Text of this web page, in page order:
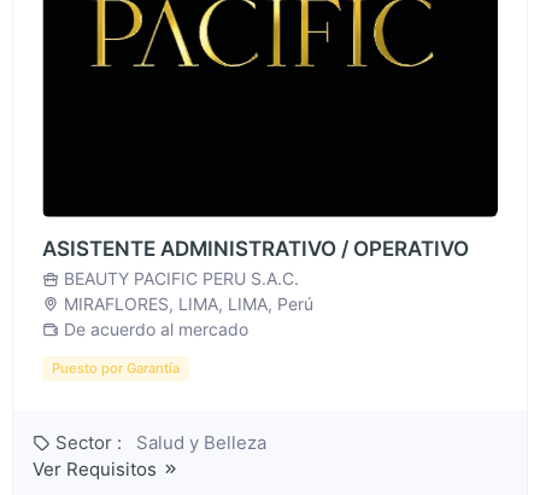
ASISTENTE ADMINISTRATIVO / OPERATIVO
BEAUTY PACIFIC PERU S.A.C.
MIRAFLORES, LIMA, LIMA, Perú
De acuerdo al mercado
Puesto por Garantía
Sector :
Salud y Belleza
Ver Requisitos